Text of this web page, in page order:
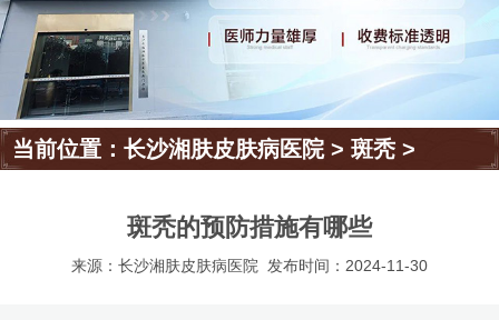
当前位置：长沙湘肤皮肤病医院>斑秃 >
斑秃的预防措施有哪些
来源：长沙湘肤皮肤病医院 发布时间：2024-11-30